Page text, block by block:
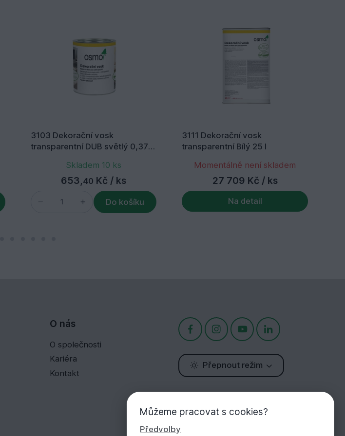
3103 Dekorační vosk
transparentní DUB světlý 0,375
Skladem 10 ks
653,40 Kč / ks
Do košíku
3111 Dekorační vosk
transparentní Bílý 25 l
Momentálně není skladem
27 709 Kč / ks
Na detail
O nás
O společnosti
Kariéra
Kontakt
Přepnout režim
Jsme tu pro Vás!
Můžeme pracovat s cookies?
Předvolby